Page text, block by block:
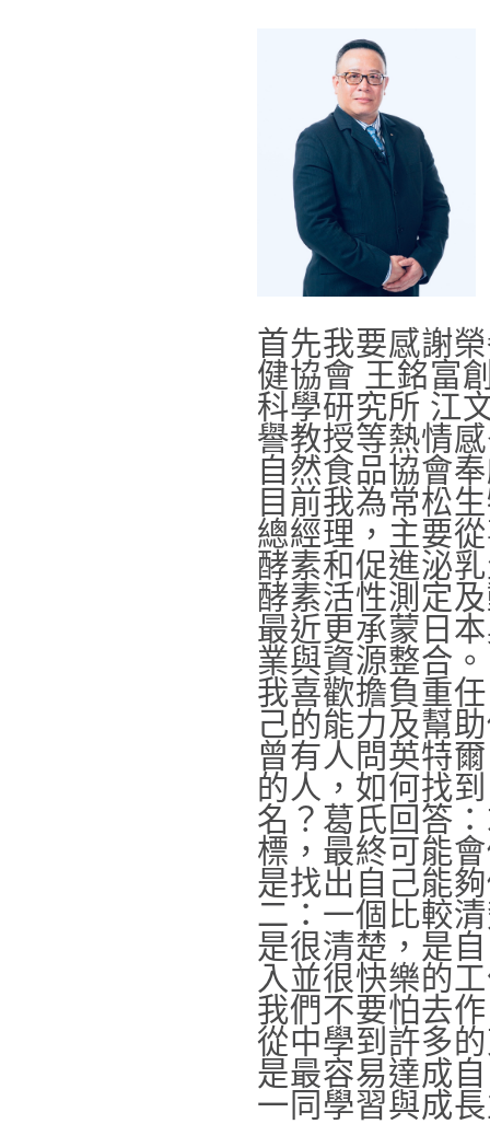
首先我要感謝
健協會 王銘富
科學研究所 江
譽教授等熱情
自然食品協會
目前我為常松
總經理，主要
酵素和促進泌
酵素活性測定
最近更承蒙日
業與資源整合。
我喜歡擔負重
己的能力及幫
曾有人問英特
的人，如何找
名？葛氏回答
標，最終可能
是找出自己能
二：一個比較
是很清楚，是
入並很快樂的
我們不要怕去
從中學到許多
是最容易達成
一同學習與成